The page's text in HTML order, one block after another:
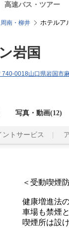
高速バス・ツアー
南・柳井 ホテルア
岩国
740-0018山口県岩国市
写真・動画(12)
ントサービス
＜受動喫煙
健康増進法
車場も禁煙
喫煙所は設